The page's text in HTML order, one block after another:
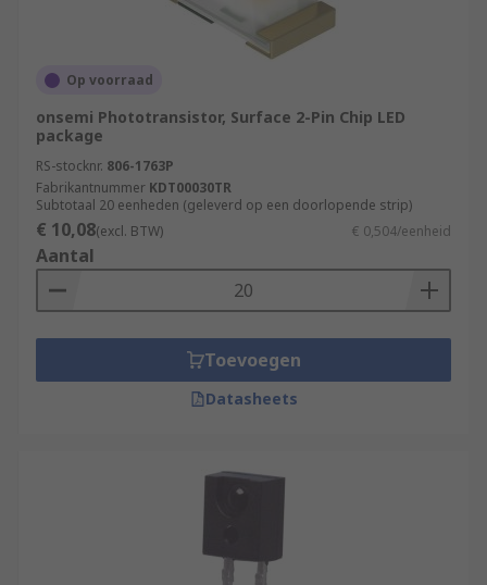
Op voorraad
onsemi Phototransistor, Surface 2-Pin Chip LED
package
RS-stocknr. 806-1763P
Fabrikantnummer KDT00030TR
Subtotaal 20 eenheden (geleverd op een doorlopende strip)
€ 10,08(excl. BTW) € 0,504/eenheid
Aantal
Toevoegen
Datasheets